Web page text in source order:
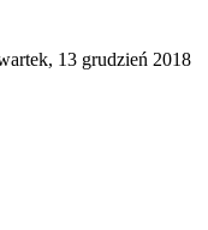
13 grudzień 2018